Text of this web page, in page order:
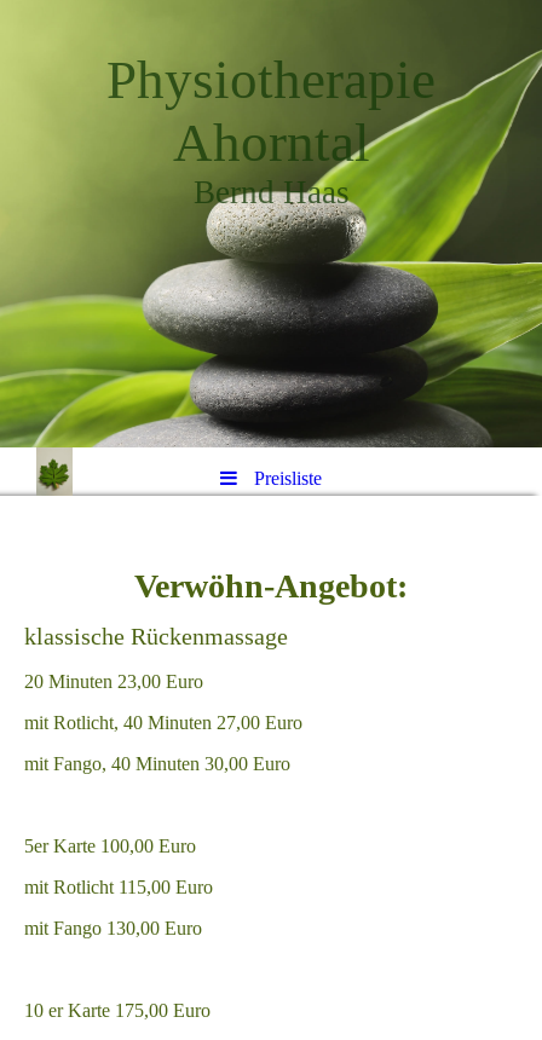
Physiotherapie
Ahorntal
Bernd Haas
Preisliste
Verwöhn-Angebot:
klassische Rückenmassage
20 Minuten 23,00 Euro
mit Rotlicht, 40 Minuten 27,00 Euro
mit Fango, 40 Minuten 30,00 Euro
5er Karte 100,00 Euro
mit Rotlicht 115,00 Euro
mit Fango 130,00 Euro
10 er Karte 175,00 Euro